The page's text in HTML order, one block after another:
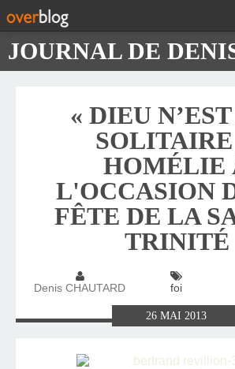
« DIEU
SOLITAIRE
HOMÉLIE
L'OCCASION
FÊTE DE LA
TRINITÉ
Denis CHAUTARD foi
26MAI2013